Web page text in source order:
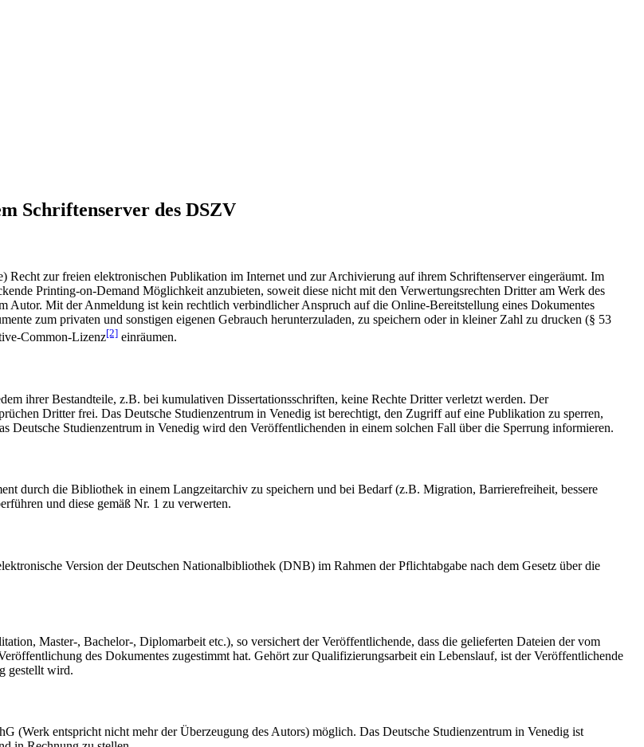
Schriftenserver des DSZV
zur freien elektronischen Publikation im Internet und zur Archivierung auf ihrem Schriftenserver eingeräumt. Im
Printing-on-Demand Möglichkeit anzubieten, soweit diese nicht mit den Verwertungsrechten Dritter am Werk des
Mit der Anmeldung ist kein rechtlich verbindlicher Anspruch auf die Online-Bereitstellung eines Dokumentes
zum privaten und sonstigen eigenen Gebrauch herunterzuladen, zu speichern oder in kleiner Zahl zu drucken (§ 53
Common-Lizenz[2] einräumen.
ihrer Bestandteile, z.B. bei kumulativen Dissertationsschriften, keine Rechte Dritter verletzt werden. Der
Dritter frei. Das Deutsche Studienzentrum in Venedig ist berechtigt, den Zugriff auf eine Publikation zu sperren,
Deutsche Studienzentrum in Venedig wird den Veröffentlichenden in einem solchen Fall über die Sperrung informieren.
durch die Bibliothek in einem Langzeitarchiv zu speichern und bei Bedarf (z.B. Migration, Barrierefreiheit, bessere
und diese gemäß Nr. 1 zu verwerten.
Version der Deutschen Nationalbibliothek (DNB) im Rahmen der Pflichtabgabe nach dem Gesetz über die
Master-, Bachelor-, Diplomarbeit etc.), so versichert der Veröffentlichende, dass die gelieferten Dateien der vom
des Dokumentes zugestimmt hat. Gehört zur Qualifizierungsarbeit ein Lebenslauf, ist der Veröffentlichende
gestellt wird.
(Werk entspricht nicht mehr der Überzeugung des Autors) möglich. Das Deutsche Studienzentrum in Venedig ist